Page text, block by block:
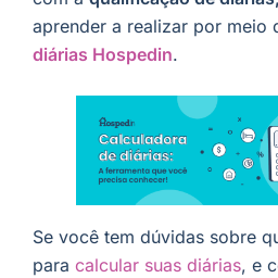
aprender a realizar por meio
diárias Hospedin.
Se você tem dúvidas sobre
para calcular suas diárias, e